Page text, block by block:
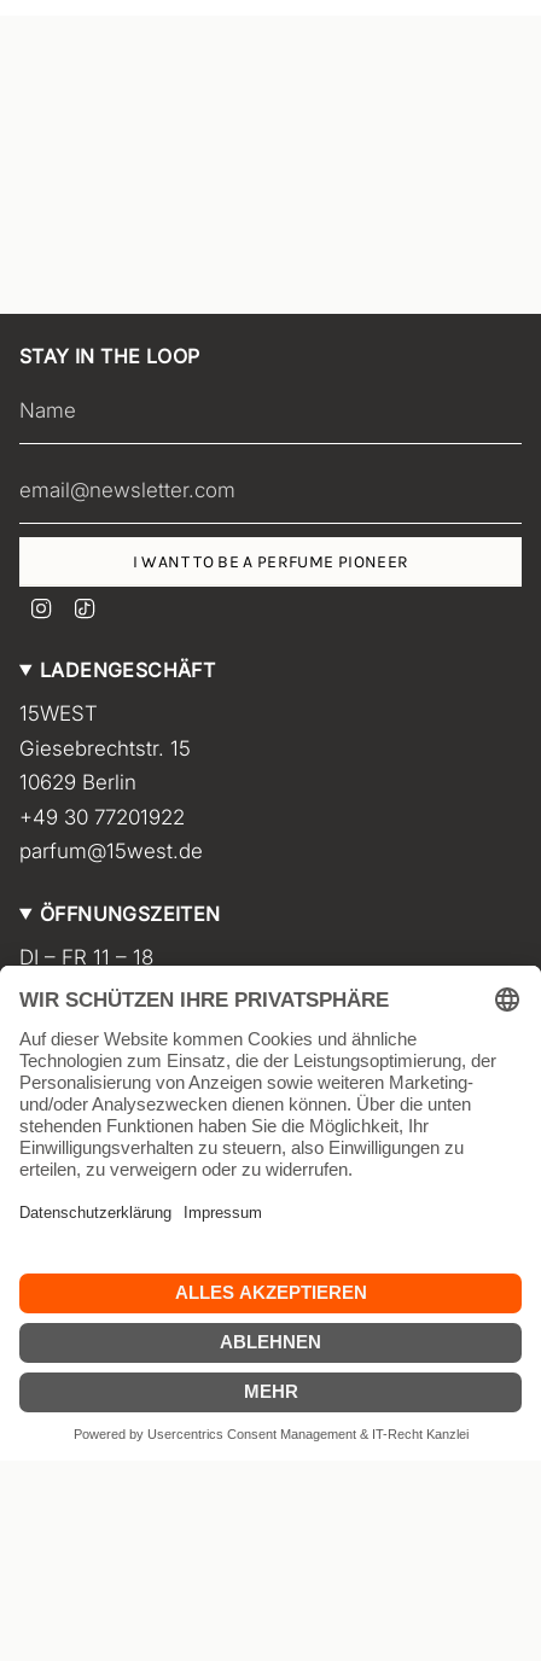
STAY IN THE LOOP
I WANT TO BE A PERFUME PIONEER
t
g
a
m
T
k
LADENGESCHÄFT
15WEST
Giesebrechtstr. 15
10629 Berlin
+49 30 77201922
parfum@15west.de
ÖFFNUNGSZEITEN
DI – FR 11 – 18
SA 11 – 17
MO geschlossen
INFORMATIONEN
Kontakt
Impressum
AGB
Vertrag widerrufen